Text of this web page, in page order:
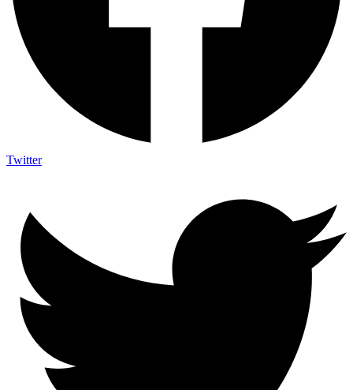
Twitter